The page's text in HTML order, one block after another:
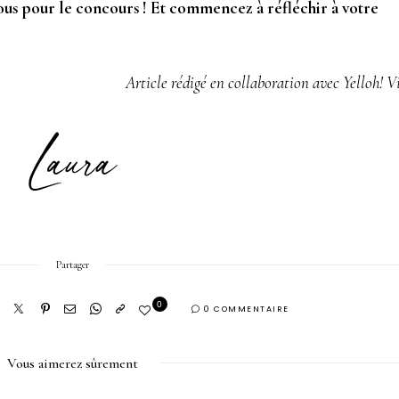
pour le concours ! Et commencez à réfléchir à votre
Article rédigé en collaboration avec Yelloh!
Partager
0 0 COMMENTAIRE
Vous aimerez sûrement